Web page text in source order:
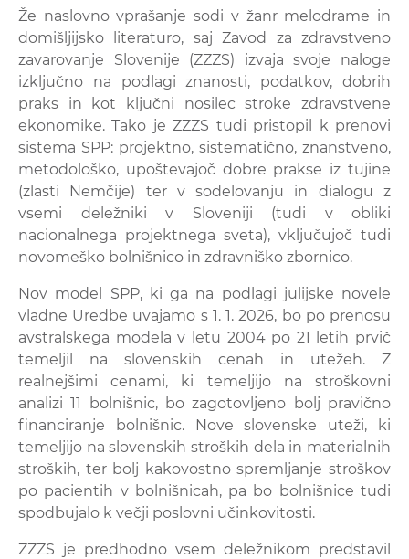
Že naslovno vprašanje sodi v žanr melodrame in
domišljijsko literaturo, saj Zavod za zdravstveno
zavarovanje Slovenije (ZZZS) izvaja svoje naloge
izključno na podlagi znanosti, podatkov, dobrih
praks in kot ključni nosilec stroke zdravstvene
ekonomike. Tako je ZZZS tudi pristopil k prenovi
sistema SPP: projektno, sistematično, znanstveno,
metodološko, upoštevajoč dobre prakse iz tujine
(zlasti Nemčije) ter v sodelovanju in dialogu z
vsemi deležniki v Sloveniji (tudi v obliki
nacionalnega projektnega sveta), vključujoč tudi
novomeško bolnišnico in zdravniško zbornico.
Nov model SPP, ki ga na podlagi julijske novele
vladne Uredbe uvajamo s 1. 1. 2026, bo po prenosu
avstralskega modela v letu 2004 po 21 letih prvič
temeljil na slovenskih cenah in utežeh. Z
realnejšimi cenami, ki temeljijo na stroškovni
analizi 11 bolnišnic, bo zagotovljeno bolj pravično
financiranje bolnišnic. Nove slovenske uteži, ki
temeljijo na slovenskih stroških dela in materialnih
stroških, ter bolj kakovostno spremljanje stroškov
po pacientih v bolnišnicah, pa bo bolnišnice tudi
spodbujalo k večji poslovni učinkovitosti.
ZZZS je predhodno vsem deležnikom predstavil